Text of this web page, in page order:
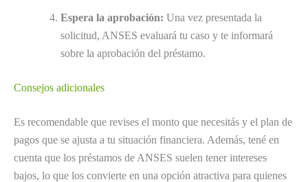
Espera la aprobación: Una vez presentada la
solicitud, ANSES evaluará tu caso y te informará
sobre la aprobación del préstamo.
Consejos adicionales
Es recomendable que revises el monto que necesitás y el plan de
pagos que se ajusta a tu situación financiera. Además, tené en
cuenta que los préstamos de ANSES suelen tener intereses
bajos, lo que los convierte en una opción atractiva para quienes